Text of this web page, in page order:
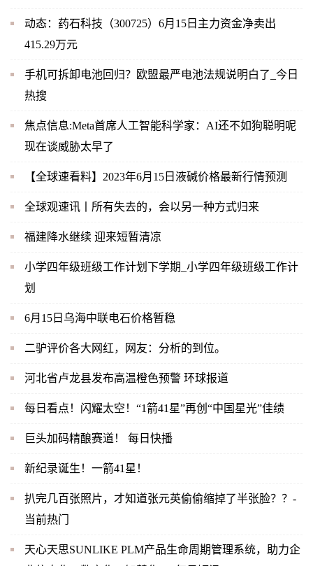
动态：药石科技（300725）6月15日主力资金净卖出
415.29万元
手机可拆卸电池回归？欧盟最严电池法规说明白了_今日
热搜
焦点信息:Meta首席人工智能科学家：AI还不如狗聪明呢
现在谈威胁太早了
【全球速看料】2023年6月15日液碱价格最新行情预测
全球观速讯丨所有失去的，会以另一种方式归来
福建降水继续 迎来短暂清凉
小学四年级班级工作计划下学期_小学四年级班级工作计
划
6月15日乌海中联电石价格暂稳
二驴评价各大网红，网友：分析的到位。
河北省卢龙县发布高温橙色预警 环球报道
每日看点！闪耀太空！“1箭41星”再创“中国星光”佳绩
巨头加码精酿赛道！ 每日快播
新纪录诞生！一箭41星！
扒完几百张照片，才知道张元英偷偷缩掉了半张脸？？-
当前热门
天心天思SUNLIKE PLM产品生命周期管理系统，助力企